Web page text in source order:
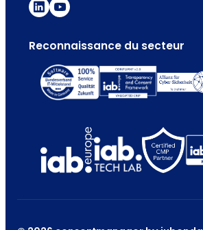
Reconnaissance du secteur